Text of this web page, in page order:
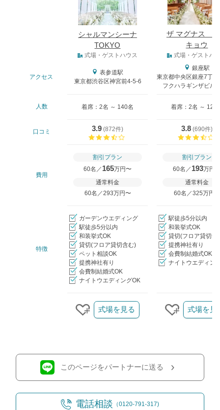
シャルマンシーナ
TOKYO
ザ マグナス
キョウ
式場・ゲストハウス 式場・ゲストハ
アクセス
表参道駅
東京都渋谷区神宮前4-5-6
銀座駅
東京都中央区銀座7丁
フクハラギンザビル
人数 着席：2名 ～ 140名 着席：2名 ～ 128
口コミ 3.9 (872件)
3.8 (690件)
費用
割引プラン
60名／ 165万円〜
通常料金
60名／293万円〜
割引プラン
60名／ 193万円
通常料金
60名／325万円〜
特徴
ガーデンウエディング
駅徒歩5分以内
和装挙式OK
貸切(フロア貸切含む)
ペット相談OK
提携神社有り
会費制結婚式OK
ナイトウエディングOK
駅徒歩5分以内
和装挙式OK
貸切(フロア貸切含
提携神社有り
会費制結婚式OK
ナイトウエディン
クリップする
式場を見る
クリップす
式場を見
このページをパートナーに送る
電話相談 （0120-791-317)